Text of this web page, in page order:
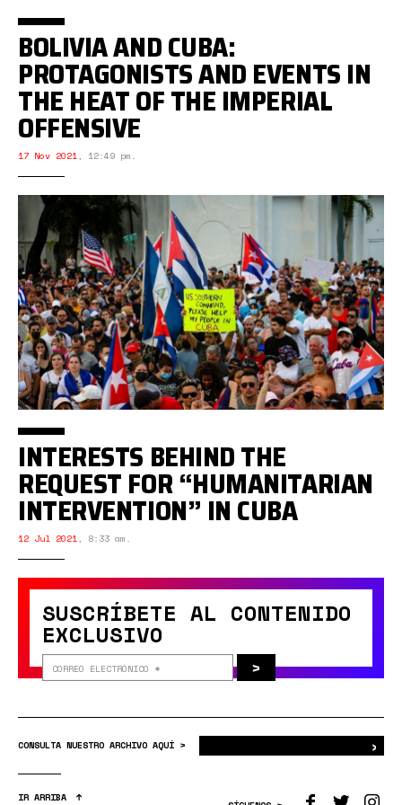
BOLIVIA AND CUBA:
PROTAGONISTS AND EVENTS IN
THE HEAT OF THE IMPERIAL
OFFENSIVE
17 Nov 2021, 12:49 pm.
SUSCRÍBETE AL CONTENIDO
EXCLUSIVO
>
INTERESTS BEHIND THE
REQUEST FOR “HUMANITARIAN
INTERVENTION” IN CUBA
12 Jul 2021, 8:33 am.
CONSULTA NUESTRO ARCHIVO AQUÍ > ›
IR ARRIBA